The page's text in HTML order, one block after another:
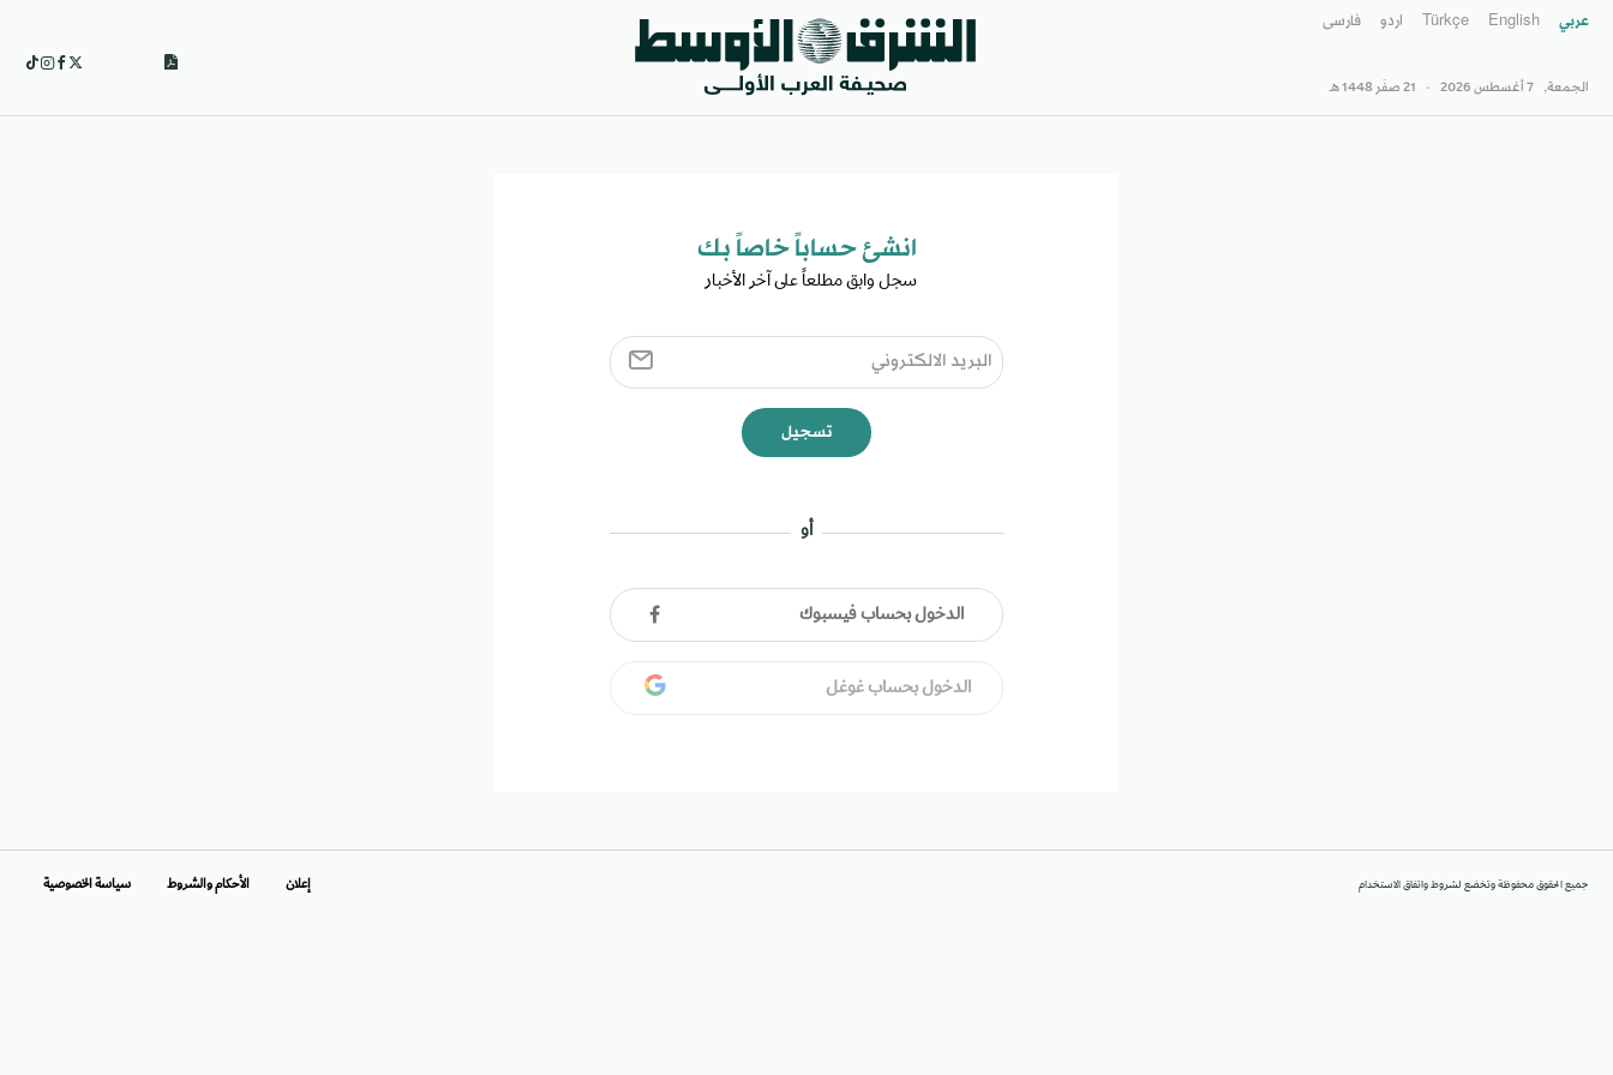
عربي English
Türkçe اردو فارسى
الجمعة, 7 أغسطس 2026 - 21 صفَر 1448 هـ
انشئ حساباً خاصاً بك​
سجل وابق مطلعاً على آخر الأخبار ​
تسجيل
أو
الدخول بحساب فيسبوك
الدخول بحساب غوغل
جميع الحقوق محفوظة وتخضع لشروط واتفاق الاستخدام إعلان الأحكام والشروط سياسة الخصوصية